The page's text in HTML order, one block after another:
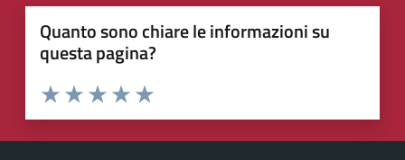
Quanto sono chiare le informazioni su
questa pagina?
Valuta 5 stelle su 5
Valuta 4 stelle su 5
Valuta 3 stelle su 5
Valuta 2 stelle su 5
Valuta 1 stelle su 5